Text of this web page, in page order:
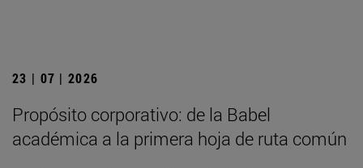
23 | 07 | 2026
Propósito corporativo: de la Babel
académica a la primera hoja de ruta común